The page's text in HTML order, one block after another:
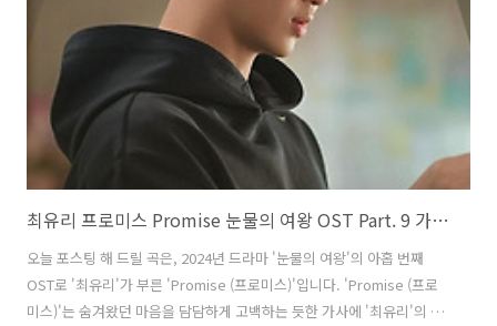
최유리 프로미스 Promise 눈물의 여왕 OST Part. 9 가사 노래 뮤비 곡정보
오늘 포스팅 해 드릴 곡은, 2024년 드라마 '눈물의 여왕'의 아홉 번째
OST로 '최유리'가 부른 'Promise (프로미스)'입니다. 'Promise (프로
미스)'는 숨겨왔던 마음을 담담하게 고백하는 듯한 가사에 '최유리'의 호